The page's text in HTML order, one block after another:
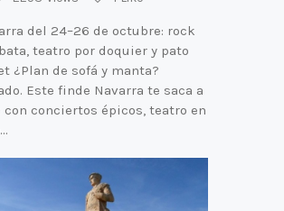
del 24–26 de octubre: rock
teatro por doquier y pato
¿Plan de sofá y manta?
Este finde Navarra te saca a
con conciertos épicos, teatro en